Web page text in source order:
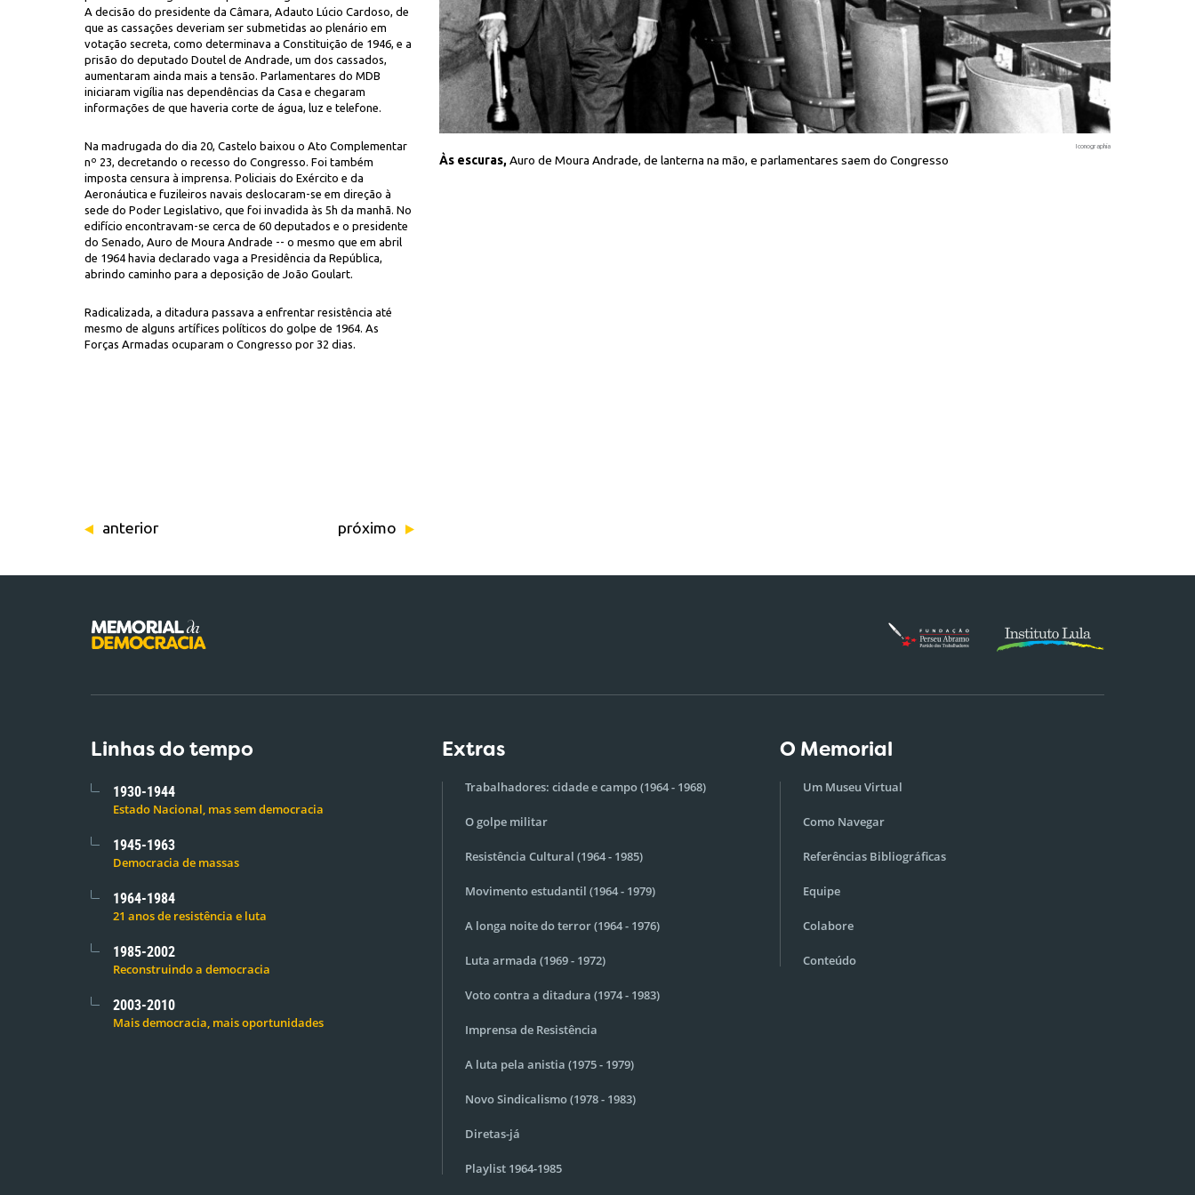
A decisão do presidente da Câmara, Adauto Lúcio Cardoso, de
que as cassações deveriam ser submetidas ao plenário em
votação secreta, como determinava a Constituição de 1946, e a
prisão do deputado Doutel de Andrade, um dos cassados,
aumentaram ainda mais a tensão. Parlamentares do MDB
iniciaram vigília nas dependências da Casa e chegaram
informações de que haveria corte de água, luz e telefone.
Na madrugada do dia 20, Castelo baixou o Ato Complementar
nº 23, decretando o recesso do Congresso. Foi também
imposta censura à imprensa. Policiais do Exército e da
Aeronáutica e fuzileiros navais deslocaram-se em direção à
sede do Poder Legislativo, que foi invadida às 5h da manhã. No
edifício encontravam-se cerca de 60 deputados e o presidente
do Senado, Auro de Moura Andrade -- o mesmo que em abril
de 1964 havia declarado vaga a Presidência da República,
abrindo caminho para a deposição de João Goulart.
Radicalizada, a ditadura passava a enfrentar resistência até
mesmo de alguns artífices políticos do golpe de 1964. As
Forças Armadas ocuparam o Congresso por 32 dias.
anterior próximo
na mão, e parlamentares saem do Congresso
Iconographia
Às escuras, Auro de Moura Andrade, de lanterna na mão, e parlamentares saem do Congresso
Iconographia
Linhas do tempo
1930-1944
Estado Nacional, mas sem democracia
1945-1963
Democracia de massas
1964-1984
21 anos de resistência e luta
1985-2002
Reconstruindo a democracia
2003-2010
Mais democracia, mais oportunidades
Extras
Trabalhadores: cidade e campo (1964 - 1968)
O golpe militar
Resistência Cultural (1964 - 1985)
Movimento estudantil (1964 - 1979)
A longa noite do terror (1964 - 1976)
Luta armada (1969 - 1972)
Voto contra a ditadura (1974 - 1983)
Imprensa de Resistência
A luta pela anistia (1975 - 1979)
Novo Sindicalismo (1978 - 1983)
Diretas-já
Playlist 1964-1985
O Memorial
Um Museu Virtual
Como Navegar
Referências Bibliográficas
Equipe
Colabore
Conteúdo